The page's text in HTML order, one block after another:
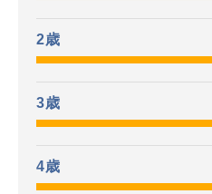
2歳
3歳
4歳